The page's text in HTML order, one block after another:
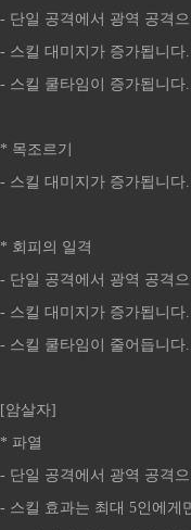
- 단일 공격에서 광역 공격
- 스킬 대미지가 증가됩니다.
- 스킬 쿨타임이 증가됩니다.
* 목조르기
- 스킬 대미지가 증가됩니다.
* 회피의 일격
- 단일 공격에서 광역 공격
- 스킬 대미지가 증가됩니다.
- 스킬 쿨타임이 줄어듭니다.
[암살자]
* 파열
- 단일 공격에서 광역 공격
- 스킬 효과는 최대 5인에게